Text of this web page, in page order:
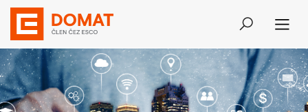
SYSTÉM
MĚŘENÍ A REGULACE